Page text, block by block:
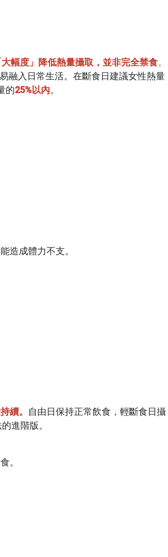
幅度」降低熱量攝取，並非完全禁食。
融入日常生活。在斷食日建議女性熱量
的25%以內。
造成體力不支。
續。 自由日保持正常飲食，輕斷食日攝
進階版。
。